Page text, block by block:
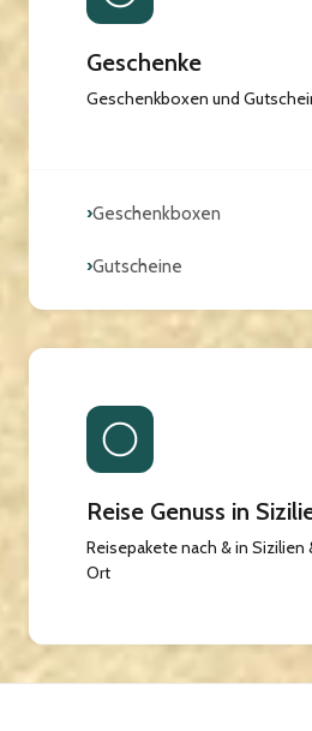
Geschenke
Geschenkboxen und
›Geschenkboxen
›Gutscheine
Reise Genuss in
Reisepakete nach & in Sizilien
Ort